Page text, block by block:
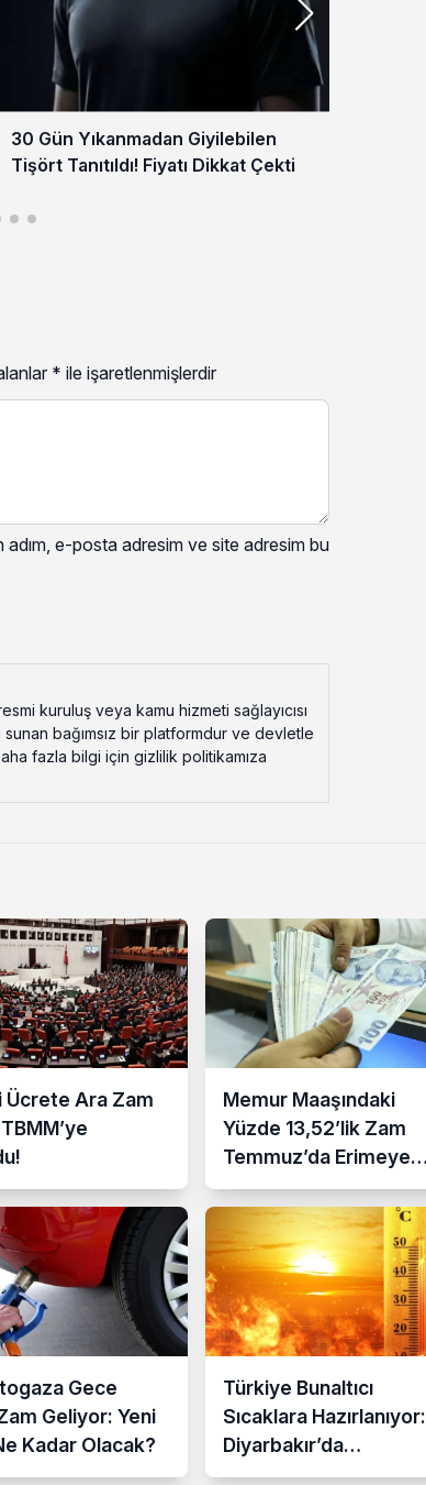
30 Gün Yıkanmadan Giyilebilen
Tişört Tanıtıldı! Fiyatı Dikkat Çekti
* ile işaretlenmişlerdir
adım, e-posta adresim ve site adresim bu
kuruluş veya kamu hizmeti sağlayıcısı
bağımsız bir platformdur ve devletle
fazla bilgi için gizlilik politikamıza
Ücrete Ara Zam
Memur Maaşındaki
Yüzde 13,52’lik Zam
Temmuz’da Erimeye
Başladı
Gece
Zam Geliyor: Yeni
Kadar Olacak?
Türkiye Bunaltıcı
Sıcaklara Hazırlanıyor:
Diyarbakır’da
Termometreler 43